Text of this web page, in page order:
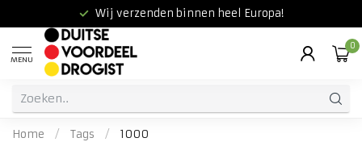
Wij verzenden binnen heel Europa!
MENU
0
Home / Tags / 1000